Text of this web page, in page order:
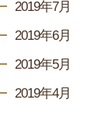
2019年7月
2019年6月
2019年5月
2019年4月